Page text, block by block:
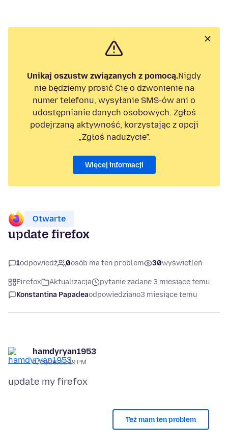
Unikaj oszustw związanych z pomocą.Nigdy
nie będziemy prosić Cię o dzwonienie na
numer telefonu, wysyłanie SMS-ów ani o
udostępnianie danych osobowych. Zgłoś
podejrzaną aktywność, korzystając z opcji
„Zgłoś nadużycie”.
Więcej informacji
Otwarte
update firefox
1odpowiedź 0osób ma ten problem 30wyświetleń
Firefox Aktualizacja
pytanie zadane 3 miesiące temu
Konstantina Papadeaodpowiedziano3 miesiące temu
hamdyryan1953
4/21/26, 12:19 PM
Też mam ten problem